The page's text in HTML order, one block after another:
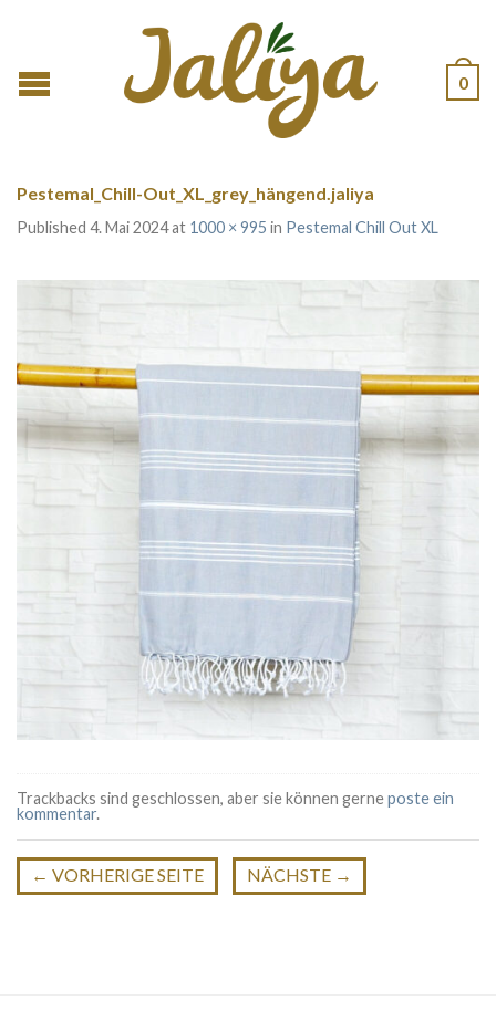
0
Pestemal_Chill-Out_XL_grey_hängend.jaliya
Published 4. Mai 2024at 1000 × 995 in Pestemal Chill Out XL
Trackbacks sind geschlossen, aber sie können gerneposte ein
kommentar.
← VORHERIGE SEITE NÄCHSTE →